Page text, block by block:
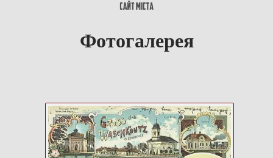
Фотогалерея